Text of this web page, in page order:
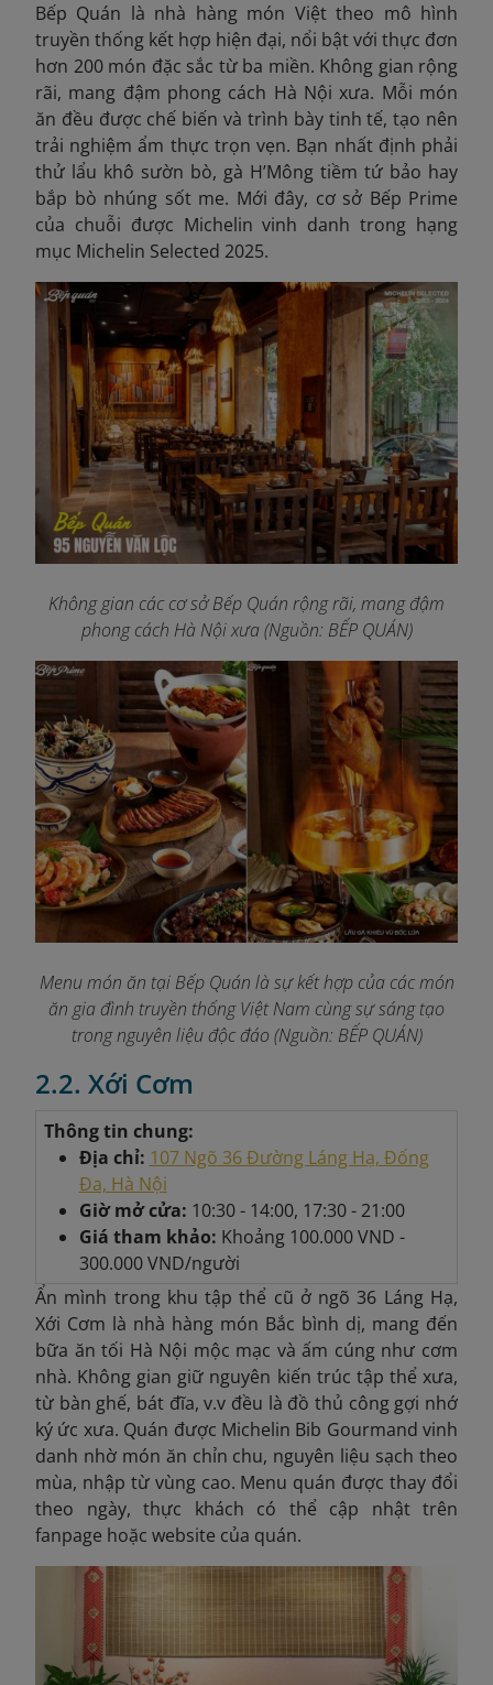
Bếp Quán là nhà hàng món Việt theo mô hình
truyền thống kết hợp hiện đại, nổi bật với thực đơn
hơn 200 món đặc sắc từ ba miền. Không gian rộng
rãi, mang đậm phong cách Hà Nội xưa. Mỗi món
ăn đều được chế biến và trình bày tinh tế, tạo nên
trải nghiệm ẩm thực trọn vẹn. Bạn nhất định phải
thử lẩu khô sườn bò, gà H’Mông tiềm tứ bảo hay
bắp bò nhúng sốt me. Mới đây, cơ sở Bếp Prime
của chuỗi được Michelin vinh danh trong hạng
mục Michelin Selected 2025.
Không gian các cơ sở Bếp Quán rộng rãi, mang đậm
phong cách Hà Nội xưa (Nguồn: BẾP QUÁN)
Menu món ăn tại Bếp Quán là sự kết hợp của các món
ăn gia đình truyền thống Việt Nam cùng sự sáng tạo
trong nguyên liệu độc đáo (Nguồn: BẾP QUÁN)
2.2. Xới Cơm
Thông tin chung:
Địa chỉ: 107 Ngõ 36 Đường Láng Hạ, Đống
Đa, Hà Nội
Giờ mở cửa: 10:30 - 14:00, 17:30 - 21:00
Giá tham khảo: Khoảng 100.000 VND -
300.000 VND/người
Ẩn mình trong khu tập thể cũ ở ngõ 36 Láng Hạ,
Xới Cơm là nhà hàng món Bắc bình dị, mang đến
bữa ăn tối Hà Nội mộc mạc và ấm cúng như cơm
nhà. Không gian giữ nguyên kiến trúc tập thể xưa,
từ bàn ghế, bát đĩa, v.v đều là đồ thủ công gợi nhớ
ký ức xưa. Quán được Michelin Bib Gourmand vinh
danh nhờ món ăn chỉn chu, nguyên liệu sạch theo
mùa, nhập từ vùng cao. Menu quán được thay đổi
theo ngày, thực khách có thể cập nhật trên
fanpage hoặc website của quán.